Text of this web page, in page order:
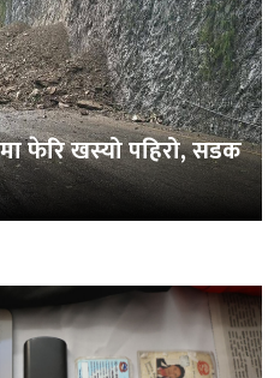
फेरि खस्यो पहिरो, सडक